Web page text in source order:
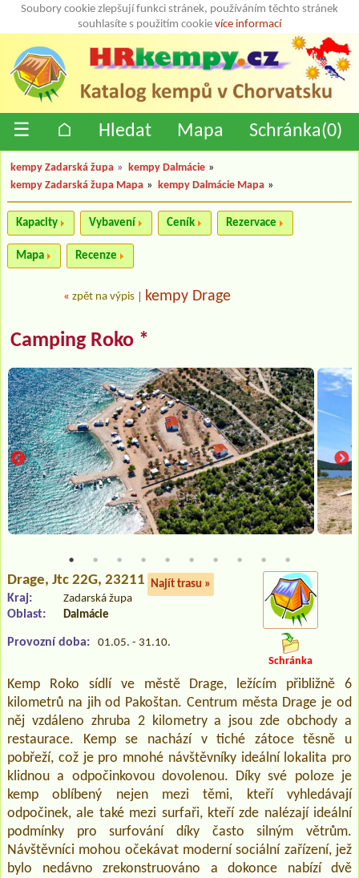
Soubory cookie zlepšují funkci stránek, používáním těchto stránek
souhlasíte s použitím cookie více informací
☰ ⌂ Hledat Mapa Schránka(0)
kempy Zadarská župa » kempy Dalmácie »
kempy Zadarská župa Mapa » kempy Dalmácie Mapa »
Kapacity Vybavení Ceník Rezervace
Mapa Recenze
« zpět na výpis kempy Drage
Camping Roko *
Drage, Jtc 22G, 23211 Najít trasu »
Kraj: Zadarská župa
Oblast: Dalmácie
Provozní doba:
01.05. - 31.10.
Schránka
Kemp Roko sídlí ve městě Drage, ležícím přibližně 6
kilometrů na jih od Pakoštan. Centrum města Drage je od
něj vzdáleno zhruba 2 kilometry a jsou zde obchody a
restaurace. Kemp se nachází v tiché zátoce těsně u
pobřeží, což je pro mnohé návštěvníky ideální lokalita pro
klidnou a odpočinkovou dovolenou. Díky své poloze je
kemp oblíbený nejen mezi těmi, kteří vyhledávají
odpočinek, ale také mezi surfaři, kteří zde nalézají ideální
podmínky pro surfování díky často silným větrům.
Návštěvníci mohou očekávat moderní sociální zařízení, jež
bylo nedávno zrekonstruováno a dokonce nabízí dvě